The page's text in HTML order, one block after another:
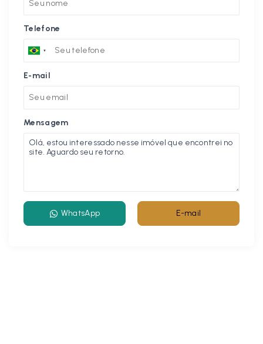
Telefone
E-mail
Mensagem
WhatsApp E-mail